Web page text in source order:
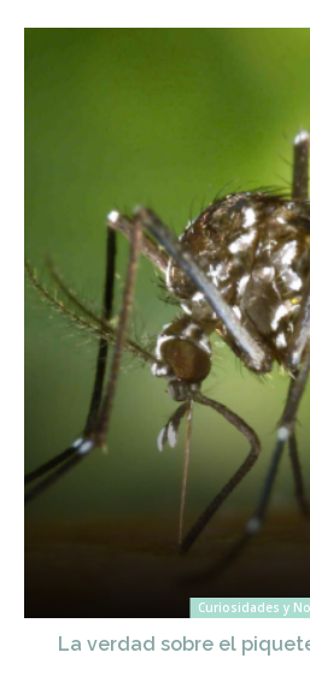
Curiosidades y
La verdad sobre el